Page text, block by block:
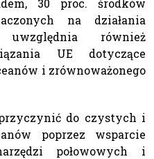
30 proc. środków
na działania
również
UE dotyczące
i zrównoważonego
do czystych i
poprzez wsparcie
połowowych i